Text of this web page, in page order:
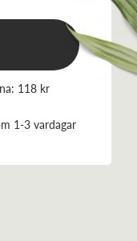
118 kr
1-3 vardagar